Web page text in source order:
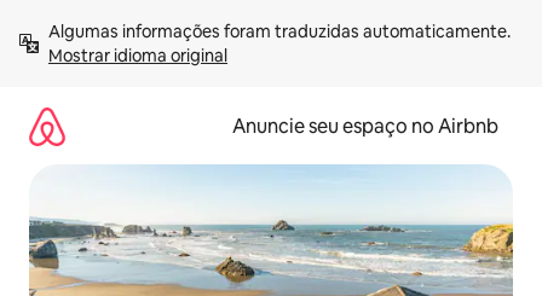
para
Mostrar idioma original
Anuncie seu espaço no Airbnb